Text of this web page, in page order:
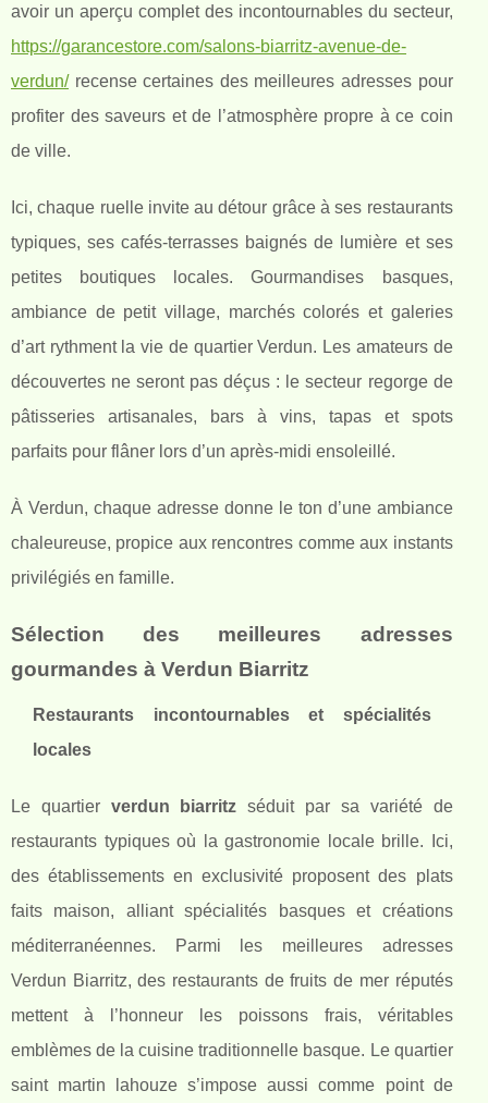
avoir un aperçu complet des incontournables du secteur,
https://garancestore.com/salons-biarritz-avenue-de-
verdun/recense certaines des meilleures adresses pour
profiter des saveurs et de l’atmosphère propre à ce coin
de ville.
Ici, chaque ruelle invite au détour grâce à ses restaurants
typiques, ses cafés-terrasses baignés de lumière et ses
petites boutiques locales. Gourmandises basques,
ambiance de petit village, marchés colorés et galeries
d’art rythment la vie de quartier Verdun. Les amateurs de
découvertes ne seront pas déçus : le secteur regorge de
pâtisseries artisanales, bars à vins, tapas et spots
parfaits pour flâner lors d’un après-midi ensoleillé.
À Verdun, chaque adresse donne le ton d’une ambiance
chaleureuse, propice aux rencontres comme aux instants
privilégiés en famille.
Sélection des meilleures adresses
gourmandes à Verdun Biarritz
Restaurants incontournables et spécialités
locales
Le quartier verdun biarritz séduit par sa variété de
restaurants typiques où la gastronomie locale brille. Ici,
des établissements en exclusivité proposent des plats
faits maison, alliant spécialités basques et créations
méditerranéennes. Parmi les meilleures adresses
Verdun Biarritz, des restaurants de fruits de mer réputés
mettent à l’honneur les poissons frais, véritables
emblèmes de la cuisine traditionnelle basque. Le quartier
saint martin lahouze s’impose aussi comme point de